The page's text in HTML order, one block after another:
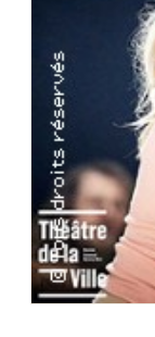
Foires &
Spectacles
Concerts
Sports
Soirées
Sorties
Nantes
Nice
Paris
Strasbourg
Toulouse
Toutes les